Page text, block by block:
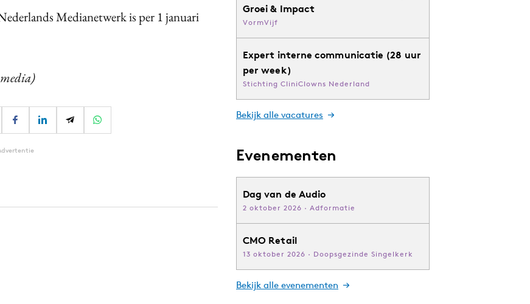
Medianetwerk is per 1 januari
Groei & Impact
VormVijf
Expert interne communicatie (28 uur
per week)
Stichting CliniClowns Nederland
Bekijk alle vacatures
Evenementen
Dag van de Audio
2 oktober 2026 · Adformatie
CMO Retail
13 oktober 2026 · Doopsgezinde Singelkerk
Bekijk alle evenementen